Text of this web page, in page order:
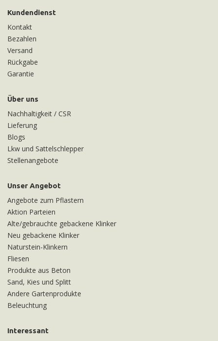
Kundendienst
Kontakt
Bezahlen
Versand
Rückgabe
Garantie
Über uns
Nachhaltigkeit / CSR
Lieferung
Blogs
Lkw und Sattelschlepper
Stellenangebote
Unser Angebot
Angebote zum Pflastern
Aktion Parteien
Alte/gebrauchte gebackene Klinker
Neu gebackene Klinker
Naturstein-Klinkern
Fliesen
Produkte aus Beton
Sand, Kies und Splitt
Andere Gartenprodukte
Beleuchtung
Interessant